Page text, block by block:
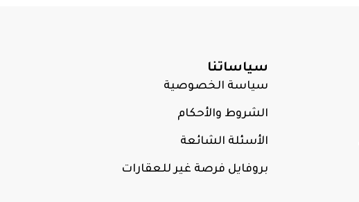
سياساتنا
سياسة الخصوصية
الشروط والأحكام
الأسئلة الشائعة
بروفايل فرصة غير للعقارات